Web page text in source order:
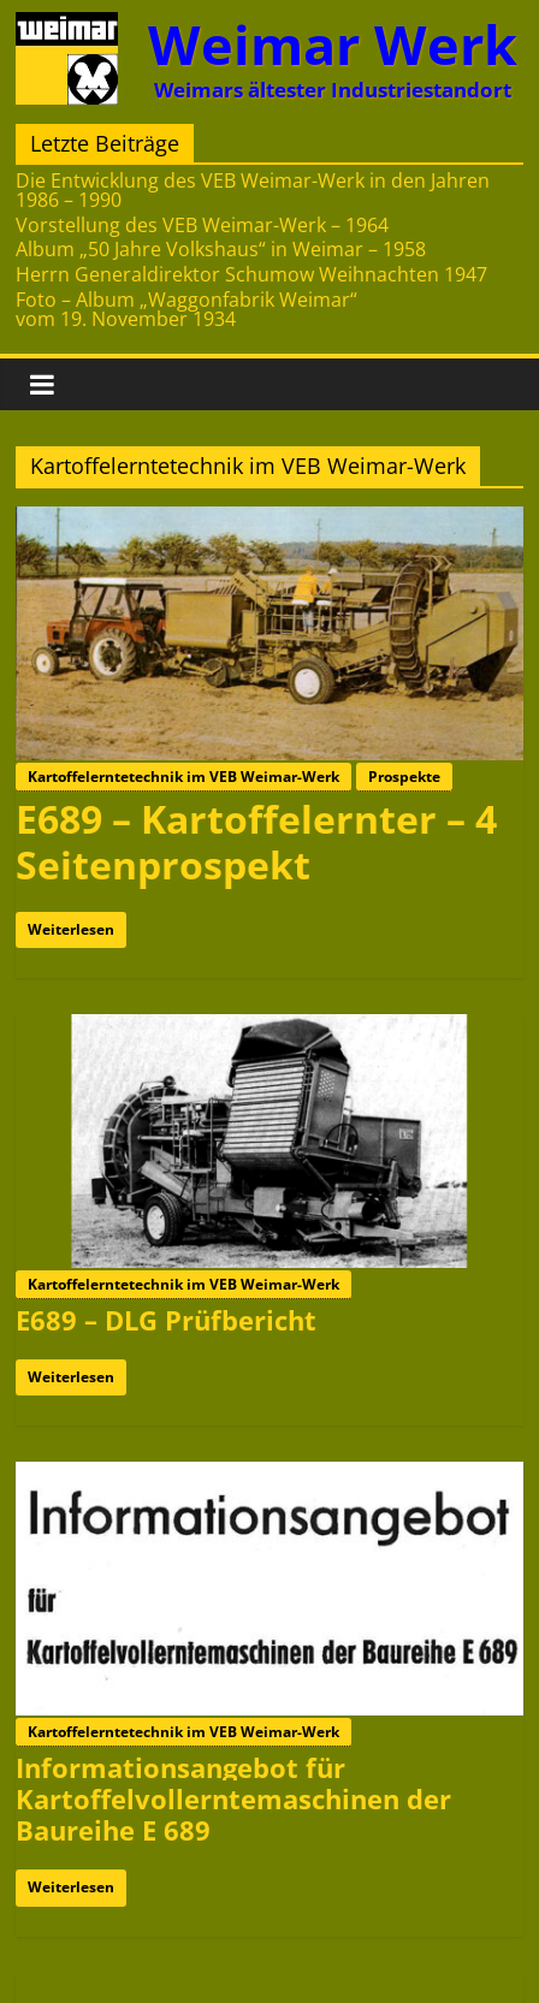
Zum
Inhalt
springen
Weimar Werk
Weimars ältester Industriestandort
Letzte Beiträge
Die Entwicklung des VEB Weimar-Werk in den Jahren
1986 – 1990
Vorstellung des VEB Weimar-Werk – 1964
Album „50 Jahre Volkshaus“ in Weimar – 1958
Herrn Generaldirektor Schumow Weihnachten 1947
Foto – Album „Waggonfabrik Weimar“
vom 19. November 1934
Kartoffelerntetechnik im VEB Weimar-Werk
Kartoffelerntetechnik im VEB Weimar-Werk Prospekte
E689 – Kartoffelernter – 4
Seitenprospekt
Weiterlesen
Kartoffelerntetechnik im VEB Weimar-Werk
E689 – DLG Prüfbericht
Weiterlesen
Kartoffelerntetechnik im VEB Weimar-Werk
Informationsangebot für
Kartoffelvollerntemaschinen der
Baureihe E 689
Weiterlesen